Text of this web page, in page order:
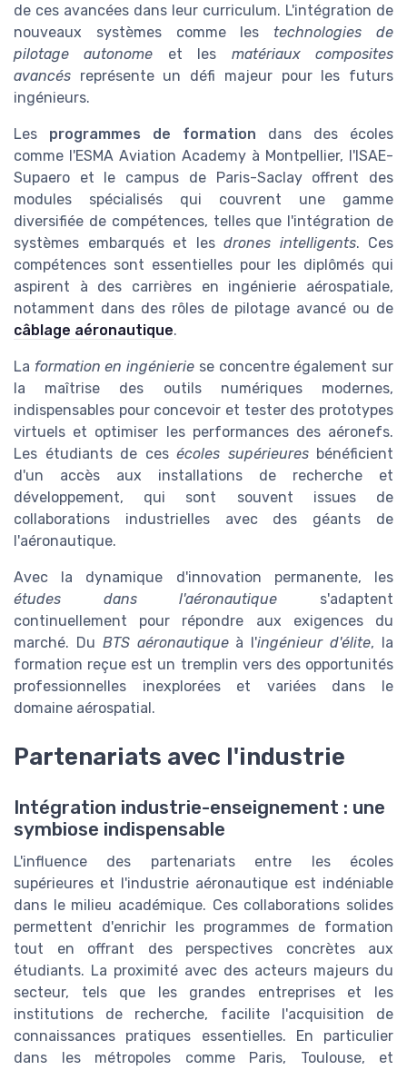
de ces avancées dans leur curriculum. L'intégration de
nouveaux systèmes comme les technologies de
pilotage autonome et les matériaux composites
avancés représente un défi majeur pour les futurs
ingénieurs.
Les programmes de formation dans des écoles
comme l'ESMA Aviation Academy à Montpellier, l'ISAE-
Supaero et le campus de Paris-Saclay offrent des
modules spécialisés qui couvrent une gamme
diversifiée de compétences, telles que l'intégration de
systèmes embarqués et les drones intelligents. Ces
compétences sont essentielles pour les diplômés qui
aspirent à des carrières en ingénierie aérospatiale,
notamment dans des rôles de pilotage avancé ou de
câblage aéronautique.
La formation en ingénierie se concentre également sur
la maîtrise des outils numériques modernes,
indispensables pour concevoir et tester des prototypes
virtuels et optimiser les performances des aéronefs.
Les étudiants de ces écoles supérieuresbénéficient
d'un accès aux installations de recherche et
développement, qui sont souvent issues de
collaborations industrielles avec des géants de
l'aéronautique.
Avec la dynamique d'innovation permanente, les
études dans l'aéronautique s'adaptent
continuellement pour répondre aux exigences du
marché. Du BTS aéronautiqueà l'ingénieur d'élite, la
formation reçue est un tremplin vers des opportunités
professionnelles inexplorées et variées dans le
domaine aérospatial.
Partenariats avec l'industrie
Intégration industrie-enseignement : une
symbiose indispensable
L'influence des partenariats entre les écoles
supérieures et l'industrie aéronautique est indéniable
dans le milieu académique. Ces collaborations solides
permettent d'enrichir les programmes de formation
tout en offrant des perspectives concrètes aux
étudiants. La proximité avec des acteurs majeurs du
secteur, tels que les grandes entreprises et les
institutions de recherche, facilite l'acquisition de
connaissances pratiques essentielles. En particulier
dans les métropoles comme Paris, Toulouse, et